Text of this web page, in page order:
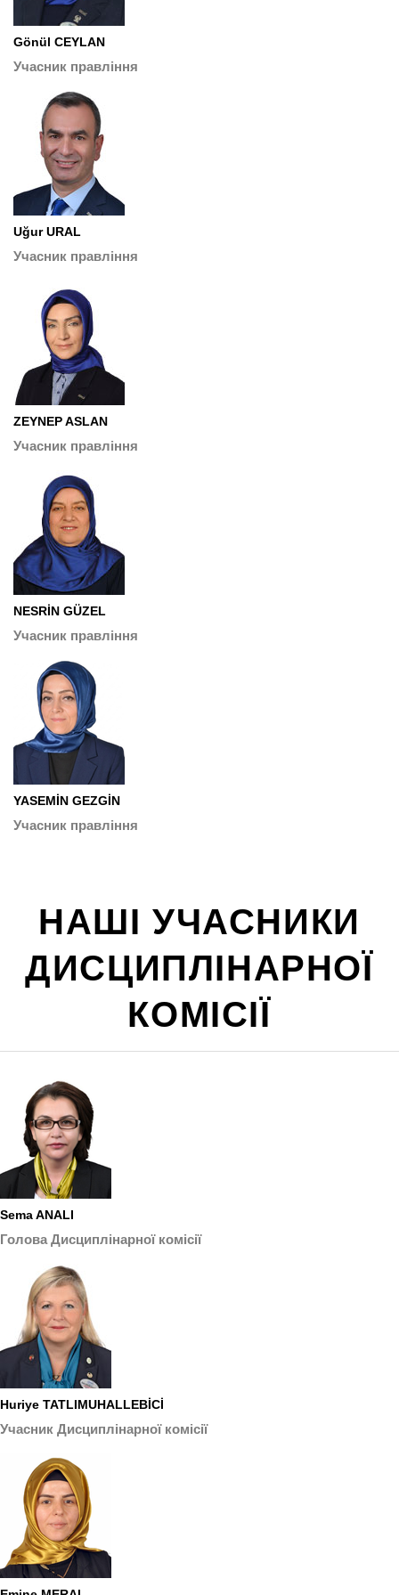
Gönül CEYLAN
Учасник правління
Uğur URAL
Учасник правління
ZEYNEP ASLAN
Учасник правління
NESRİN GÜZEL
Учасник правління
YASEMİN GEZGİN
Учасник правління
НАШІ УЧАСНИКИ
ДИСЦИПЛІНАРНОЇ
КОМІСІЇ
Sema ANALI
Голова Дисциплінарної комісії
Huriye TATLIMUHALLEBİCİ
Учасник Дисциплінарної комісії